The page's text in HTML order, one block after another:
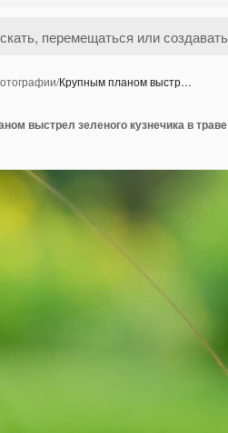
/Крупным планом выстр…
выстрел зеленого кузнечика в траве